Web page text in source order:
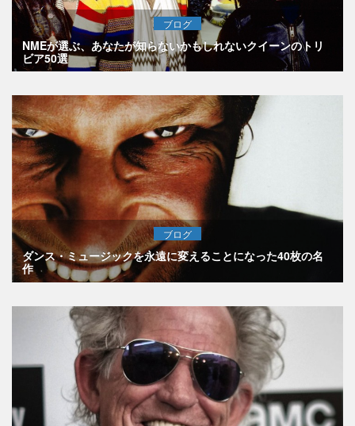
ブログ
NMEが選ぶ、あなたが知らないかもしれないクイーンのトリ
ビア50選
ブログ
ダンス・ミュージックを永遠に変えることになった40枚の名
作